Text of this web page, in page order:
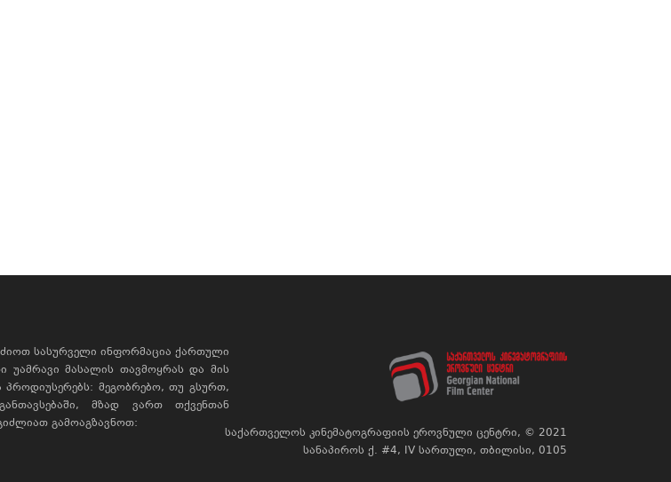
სასურველი ინფორმაცია ქართული
უამრავი მასალის თავმოყრას და მის
პროდიუსერებს: მეგობრებო, თუ გსურთ,
მზად ვართ თქვენთან
გამოაგზავნოთ:
საქართველოს კინემატოგრაფიის ეროვნული ცენტრი, © 2021
სანაპიროს ქ. #4, IV სართული, თბილისი, 0105